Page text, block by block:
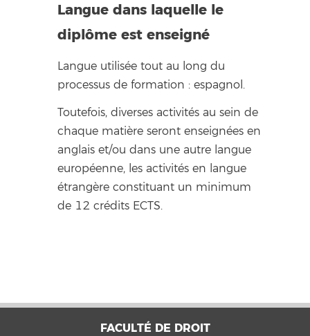
Langue dans laquelle le
diplôme est enseigné
Langue utilisée tout au long du
processus de formation : espagnol.
Toutefois, diverses activités au sein de
chaque matière seront enseignées en
anglais et/ou dans une autre langue
européenne, les activités en langue
étrangère constituant un minimum
de 12 crédits ECTS.
FACULTÉ DE DROIT